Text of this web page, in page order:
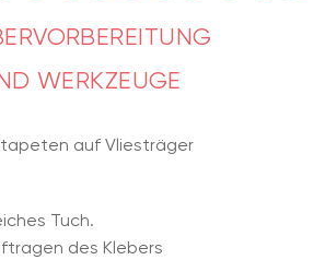
WERKZEUGE
auf Vliesträger
Tuch.
des Klebers